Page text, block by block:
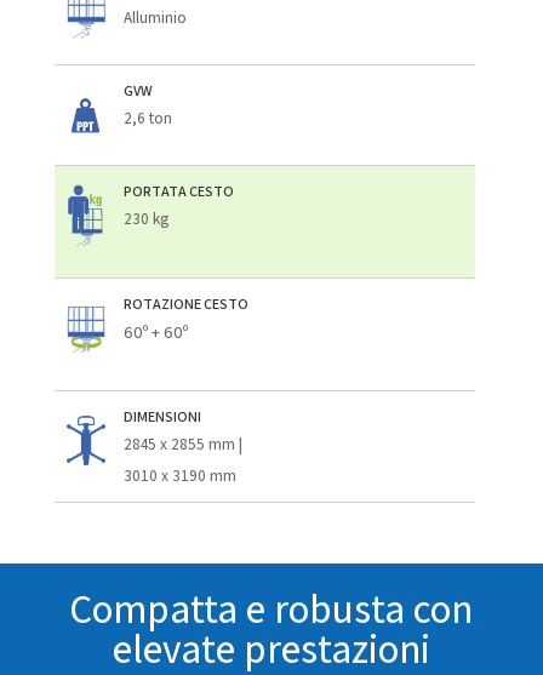
Alluminio
GVW
2,6 ton
PORTATA CESTO
230 kg
ROTAZIONE CESTO
60º + 60º
DIMENSIONI
2845 x 2855 mm |
3010 x 3190 mm
Compatta e robusta con
elevate prestazioni